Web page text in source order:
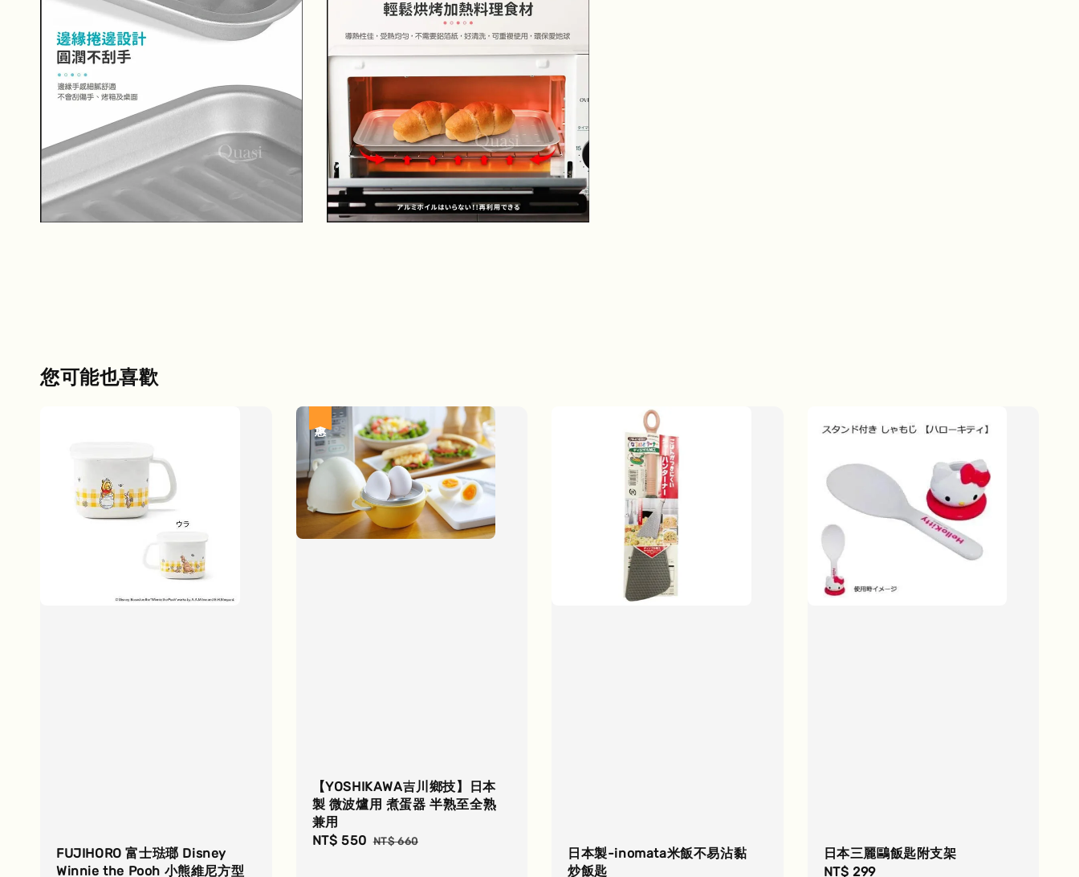
您可能也喜歡
FUJIHORO 富士琺瑯 Disney
Winnie the Pooh 小熊維尼方型
【YOSHIKAWA吉川鄉技】日本
製 微波爐用 煮蛋器 半熟至全熟
兼用
Sale
NT$ 550 Regular
NT$ 660
日本製-inomata米飯不易沾黏
炒飯匙
日本三麗鷗飯匙附支架
Regular
NT$ 299